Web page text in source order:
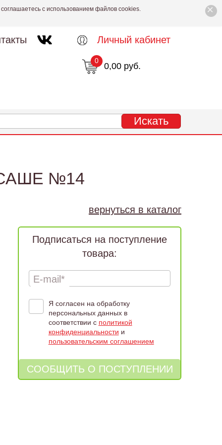
×
с использованием файлов cookies.
Личный кабинет
0,00 руб.
0
№14
вернуться в каталог
Подписаться на поступление
товара:
E-mail*
Я согласен на обработку
персональных данных в
соответствии с политикой
конфиденциальности и
пользовательским соглашением